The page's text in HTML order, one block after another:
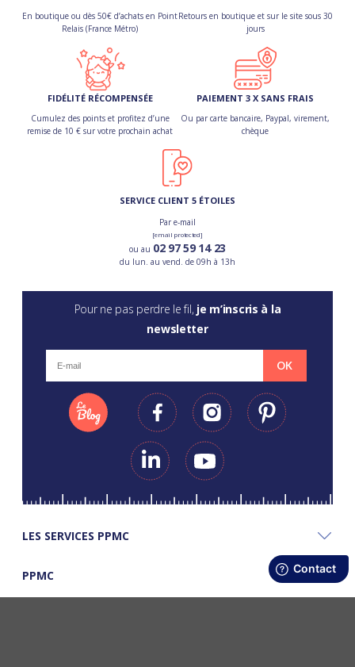
En boutique ou dès 50€ d’achats en Point
Relais (France Métro)
Retours en boutique et sur le site sous 30
jours
FIDÉLITÉ RÉCOMPENSÉE
Cumulez des points et profitez d’une
remise de 10 € sur votre prochain achat
PAIEMENT 3 X SANS FRAIS
Ou par carte bancaire, Paypal, virement,
chèque
SERVICE CLIENT 5 ÉTOILES
Par e-mail
[email protected]
ou au 02 97 59 14 23
du lun. au vend. de 09h à 13h
Pour ne pas perdre le fil, je m’inscris à la
newsletter
OK
LES SERVICES PPMC
PPMC